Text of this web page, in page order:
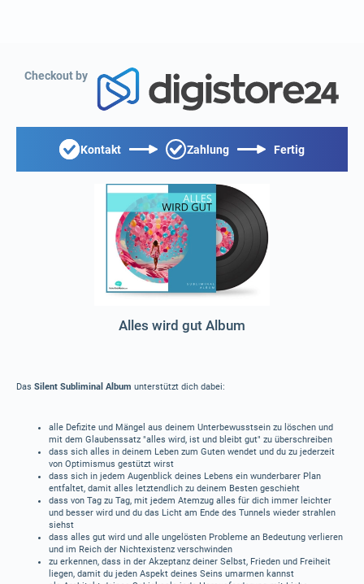
Checkout by
Kontakt Zahlung Fertig
Alles wird gut Album
Das Silent Subliminal Album unterstützt dich dabei:
alle Defizite und Mängel aus deinem Unterbewusstsein zu löschen und
mit dem Glaubenssatz "alles wird, ist und bleibt gut" zu überschreiben
dass sich alles in deinem Leben zum Guten wendet und du zu jederzeit
von Optimismus gestützt wirst
dass sich in jedem Augenblick deines Lebens ein wunderbarer Plan
entfaltet, damit alles letztendlich zu deinem Besten geschieht
dass von Tag zu Tag, mit jedem Atemzug alles für dich immer leichter
und besser wird und du das Licht am Ende des Tunnels wieder strahlen
siehst
dass alles gut wird und alle ungelösten Probleme an Bedeutung verlieren
und im Reich der Nichtexistenz verschwinden
zu erkennen, dass in der Akzeptanz deiner Selbst, Frieden und Freiheit
liegen, damit du jeden Aspekt deines Seins umarmen kannst